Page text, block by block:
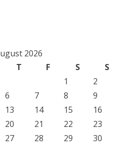
2026
T F S
S
1
2
6 7 8
9
13 14 15
16
20 21 22
23
27 28 29
30